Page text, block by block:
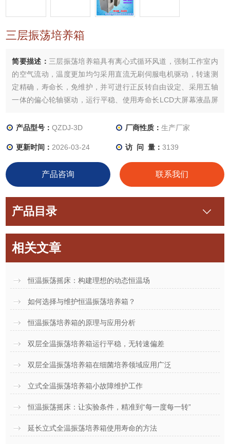
三层振荡培养箱
简要描述： 三层振荡培养箱具有离心式循环风道，强制工作室内
的空气流动，温度更加均匀采用直流无刷伺服电机驱动，转速测
定精确，寿命长，免维护，并可进行正反转自由设定、采用五轴
一体的偏心轮轴驱动，运行平稳、使用寿命长LCD大屏幕液晶屏
设定范围为0~9999分钟（小时）具有断电记忆功能，避免因断
诊断功能。
产品型号：QZDJ-3D 厂商性质： 生产厂家
更新时间： 2026-03-24 访 问 量： 3139
产品咨询 联系我们
产品目录
相关文章
恒温振荡摇床：构建理想的动态恒温场
如何选择与维护恒温振荡培养箱？
恒温振荡培养箱的原理与应用分析
双层全温振荡培养箱运行平稳，无转速偏差
双层全温振荡培养箱在细菌培养领域应用广泛
立式全温振荡培养箱小故障维护工作
恒温振荡摇床：让实验条件，精准到“每一度每一转”
延长立式全温振荡培养箱使用寿命的方法